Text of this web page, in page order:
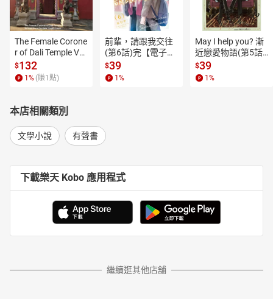
The Female Corone
r of Dali Temple Vo
l.6【有聲書】
$132
1 % (賺1 點)
前輩，請跟我交往
(第6話)完【電子
書】
$39
1 %
May I help you? 漸
近戀愛物語(第5話)
【電子書】
$39
1 %
本店相關類別
文學小說 有聲書
下載樂天 Kobo 應用程式
繼續逛其他店舖